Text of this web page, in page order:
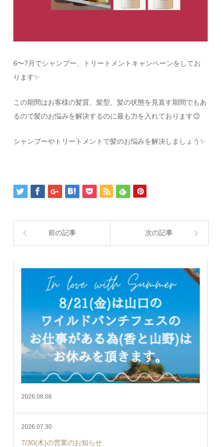
6〜7月でシャンプー、トリートメントキャンペーンをしてお
ります✨️
この期間はお客様の髪質、髪型、髪の状態を見直す期間でもあ
るので髪のお悩みを解決するのに最も力を入れております😊
シャンプーやトリートメントで髪のお悩みを解決しましょう✨️
前の記事 次の記事
2026.08.08
2026.07.30
7/30(木)の営業のお知らせ